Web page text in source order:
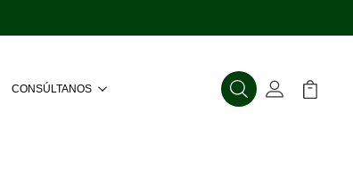
CONSÚLTANOS BuscarMi Cuenta
Mi